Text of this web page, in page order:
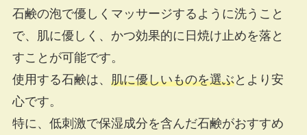
石鹸の泡で優しくマッサージするように洗うこと
で、肌に優しく、かつ効果的に日焼け止めを落と
すことが可能です。
使用する石鹸は、 肌に優しいものを選ぶとより安
心です。
特に、低刺激で保湿成分を含んだ石鹸がおすすめ